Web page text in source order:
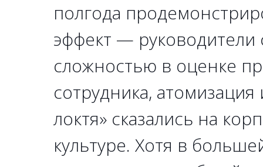
полгода
эффект — руководители
сложностью в оценке
сотрудника, атомизация
локтя» сказались на
культуре. Хотя в